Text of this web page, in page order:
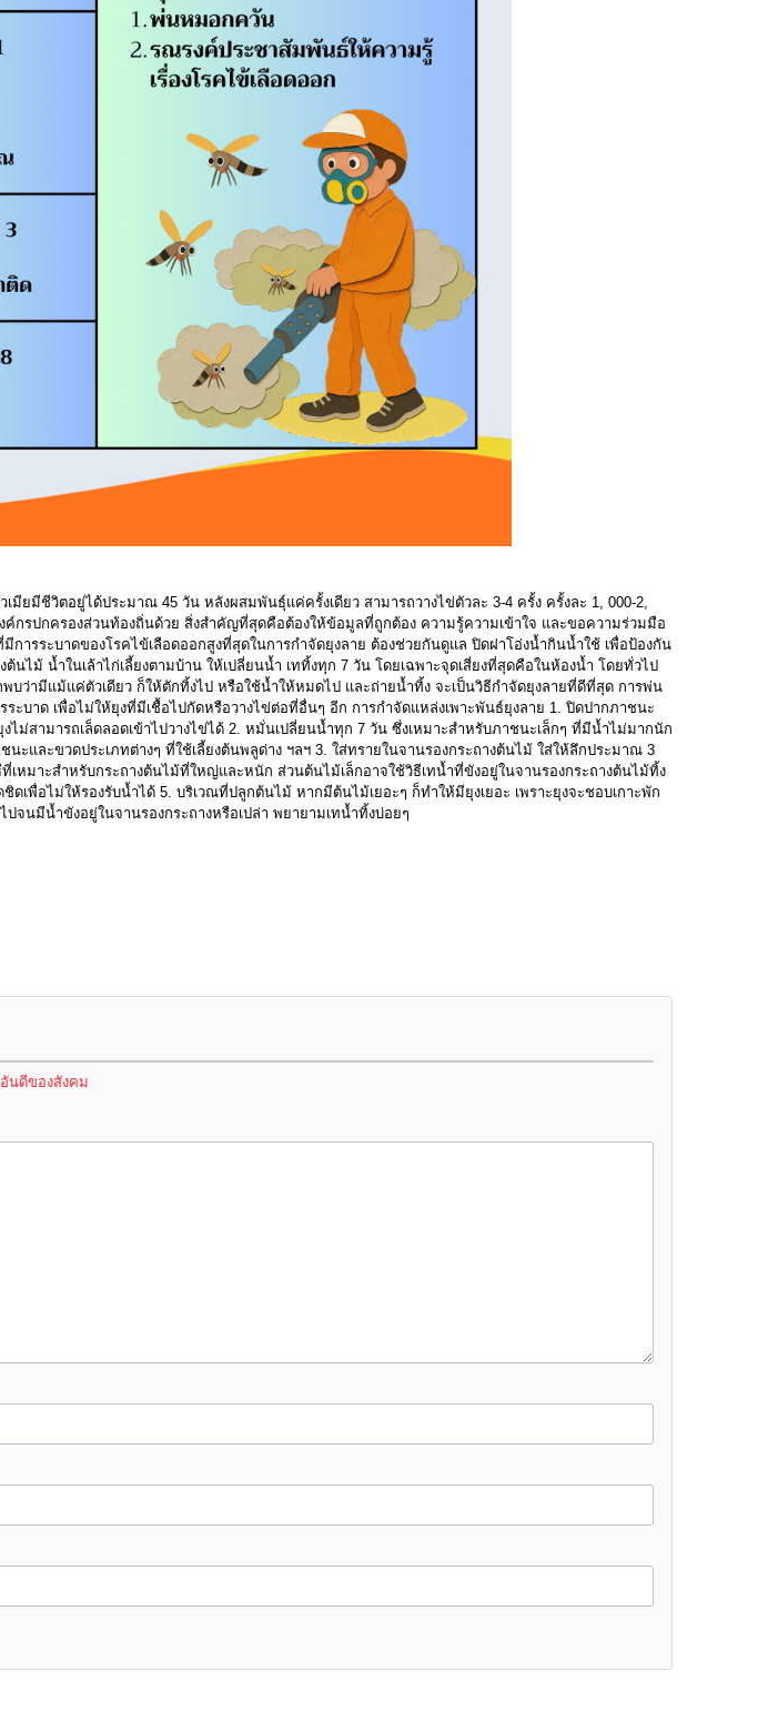
มียมีชีวิตอยู่ได้ประมาณ 45 วัน หลังผสมพันธุ์แค่ครั้งเดียว สามารถวางไข่ตัวละ 3-4 ครั้ง ครั้งละ 1, 000-2,
ค์กรปกครองส่วนท้องถิ่นด้วย สิ่งสำคัญที่สุดคือต้องให้ข้อมูลที่ถูกต้อง ความรู้ความเข้าใจ และขอความร่วมมือ
รระบาดของโรคไข้เลือดออกสูงที่สุดในการกำจัดยุงลาย ต้องช่วยกันดูแล ปิดฝาโอ่งน้ำกินน้ำใช้ เพื่อป้องกัน
ไม้ น้ำในเล้าไก่เลี้ยงตามบ้าน ให้เปลี่ยนน้ำ เททิ้งทุก 7 วัน โดยเฉพาะจุดเสี่ยงที่สุดคือในห้องน้ำ โดยทั่วไป
ามีแม้แค่ตัวเดียว ก็ให้ตักทิ้งไป หรือใช้น้ำให้หมดไป และถ่ายน้ำทิ้ง จะเป็นวิธีกำจัดยุงลายที่ดีที่สุด การพ่น
บาด เพื่อไม่ให้ยุงที่มีเชื้อไปกัดหรือวางไข่ต่อที่อื่นๆ อีก การกำจัดแหล่งเพาะพันธ์ยุงลาย 1. ปิดปากภาชนะ
สามารถเล็ดลอดเข้าไปวางไข่ได้ 2. หมั่นเปลี่ยนน้ำทุก 7 วัน ซึ่งเหมาะสำหรับภาชนะเล็กๆ ที่มีน้ำไม่มากนัก
ละขวดประเภทต่างๆ ที่ใช้เลี้ยงต้นพลูด่าง ฯลฯ 3. ใส่ทรายในจานรองกระถางต้นไม้ ใส่ให้ลึกประมาณ 3
หมาะสำหรับกระถางต้นไม้ที่ใหญ่และหนัก ส่วนต้นไม้เล็กอาจใช้วิธีเทน้ำที่ขังอยู่ในจานรองกระถางต้นไม้ทิ้ง
พื่อไม่ให้รองรับน้ำได้ 5. บริเวณที่ปลูกต้นไม้ หากมีต้นไม้เยอะๆ ก็ทำให้มียุงเยอะ เพราะยุงจะชอบเกาะพัก
จนมีน้ำขังอยู่ในจานรองกระถางหรือเปล่า พยายามเทน้ำทิ้งบ่อยๆ
นดีของสังคม